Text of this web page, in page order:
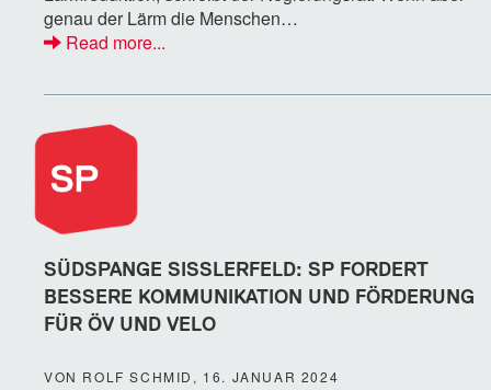
genau der Lärm die Menschen…
Read more...
SÜDSPANGE SISSLERFELD: SP FORDERT
BESSERE KOMMUNIKATION UND FÖRDERUNG
FÜR ÖV UND VELO
VON ROLF SCHMID, 16. JANUAR 2024